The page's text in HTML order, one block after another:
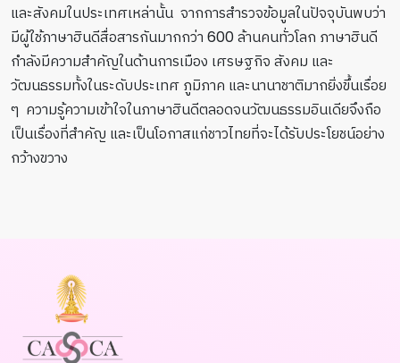
และสังคมในประเทศเหล่านั้น จากการสำรวจข้อมูลในปัจจุบันพบว่า
มีผู้ใช้ภาษาฮินดีสื่อสารกันมากกว่า 600 ล้านคนทั่วโลก ภาษาฮินดี
กำลังมีความสำคัญในด้านการเมือง เศรษฐกิจ สังคม และ
วัฒนธรรมทั้งในระดับประเทศ ภูมิภาค และนานาชาติมากยิ่งขึ้นเรื่อย
ๆ ความรู้ความเข้าใจในภาษาฮินดีตลอดจนวัฒนธรรมอินเดียจึงถือ
เป็นเรื่องที่สำคัญ และเป็นโอกาสแก่ชาวไทยที่จะได้รับประโยชน์อย่าง
กว้างขวาง